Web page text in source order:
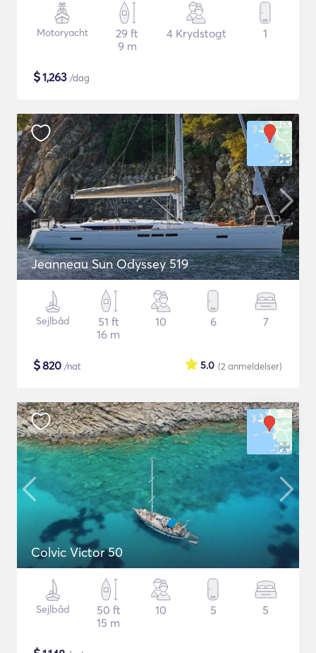
Motoryacht
29 ft
9 m
4 Krydstogt 1
$1,263 /dag
Jeanneau Sun Odyssey 519
Sejlbåd
51 ft
16 m
10 6 7
$820 /nat (2 anmeldelser)
5.0
Colvic Victor 50
Sejlbåd
50 ft
15 m
10 5 5